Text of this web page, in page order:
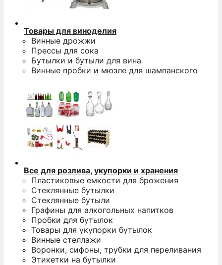
Товары для виноделия
Винные дрожжи
Прессы для сока
Бутылки и бутыли для вина
Винные пробки и мюзле для шампанского
Все для розлива, укупорки и хранения
Пластиковые емкости для брожения
Стеклянные бутылки
Стеклянные бутыли
Графины для алкогольных напитков
Пробки для бутылок
Товары для укупорки бутылок
Винные стеллажи
Воронки, сифоны, трубки для переливания
Этикетки на бутылки